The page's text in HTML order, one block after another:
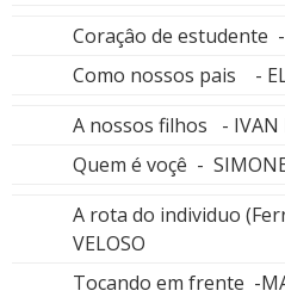
Coraçâo de estudente
Como nossos pais -
A nossos filhos - IVAN
Quem é voçê -
A rota do individuo
VELOSO
Tocando em frente -